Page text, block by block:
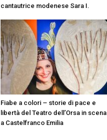
cantautrice modenese Sara I.
Fiabe a colori – storie di pace e
libertà del Teatro dell’Orsa in scena
a Castelfranco Emilia